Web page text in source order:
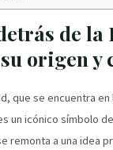
de la
origen y
que se encuentra
un icónico símbolo
remonta a una idea